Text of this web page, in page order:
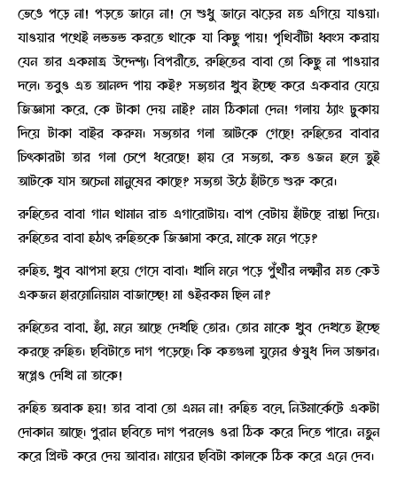
ভেঙে পড়ে না! পড়তে জানে না! সে শুধু জানে ঝড়ের মত এগিয়ে যাওয়া।
যাওয়ার পথেই লন্ডভন্ড করতে থাকে যা কিছু পায়! পৃথিবীটা ধ্বংস করায়
যেন তার একমাত্র উদ্দেশ্য। বিপরীতে, রুহিতের বাবা তো কিছু না পাওয়ার
দলে। তবুও এত আনন্দ পায় কই? সভ্যতার খুব ইচ্ছে করে একবার যেয়ে
জিজ্ঞাসা করে, কে টাকা দেয় নাই? নাম ঠিকানা দেন! গলায় ঠ্যাং ঢুকায়
দিয়ে টাকা বাইর করুম। সভ্যতার গলা আটকে গেছে! রুহিতের বাবার
চিৎকারটা তার গলা চেপে ধরেছে! হায় রে সভ্যতা, কত ওজন হলে তুই
আটকে যাস অচেনা মানুষের কাছে? সভ্যতা উঠে হাঁটতে শুরু করে।
রুহিতের বাবা গান থামান রাত এগারোটায়। বাপ বেটায় হাঁটছে রাস্তা দিয়ে।
রুহিতের বাবা হঠাৎ রুহিতকে জিজ্ঞাসা করে, মাকে মনে পড়ে?
রুহিত, খুব ঝাপসা হয়ে গেসে বাবা। খালি মনে পড়ে পুঁথীর লক্ষ্মীর মত কেউ
একজন হারমোনিয়াম বাজাচ্ছে! মা ওইরকম ছিল না?
রুহিতের বাবা, হ্যাঁ, মনে আছে দেখছি তোর। তোর মাকে খুব দেখতে ইচ্ছে
করছে রুহিত। ছবিটাতে দাগ পড়েছে। কি কতগুলা ঘুমের ঔষুধ দিল ডাক্তার।
স্বপ্নেও দেখি না তাকে!
রুহিত অবাক হয়! তার বাবা তো এমন না! রুহিত বলে, নিউমার্কেটে একটা
দোকান আছে। পুরান ছবিতে দাগ পরলেও ওরা ঠিক করে দিতে পারে। নতুন
করে প্রিন্ট করে দেয় আবার। মায়ের ছবিটা কালকে ঠিক করে এনে দেব।